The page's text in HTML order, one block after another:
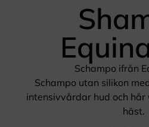
Schampo ifrån
Schampo utan silikon
intensivvårdar hud och
häst.